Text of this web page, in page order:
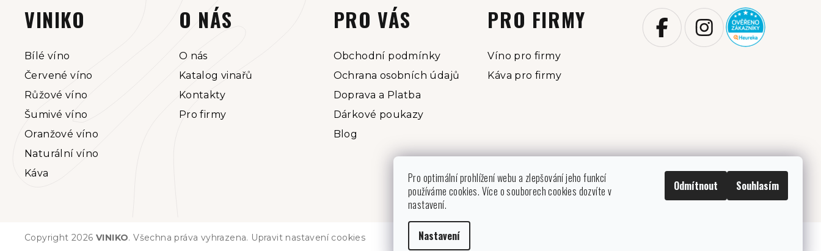
Pro optimální prohlížení webu a zlepšování jeho funkcí
používáme cookies. Více o souborech cookies dozvíte v
nastavení.
Nastavení
Odmítnout Souhlasím
VINIKO
Bílé víno
Červené víno
Růžové víno
Šumivé víno
Oranžové víno
Naturální víno
Káva
O NÁS
O nás
Katalog vinařů
Kontakty
Pro firmy
PRO VÁS
Obchodní podmínky
Ochrana osobních údajů
Doprava a Platba
Dárkové poukazy
Blog
PRO FIRMY
Víno pro firmy
Káva pro firmy
Copyright 2026 VINIKO. Všechna práva vyhrazena. Upravit nastavení cookies